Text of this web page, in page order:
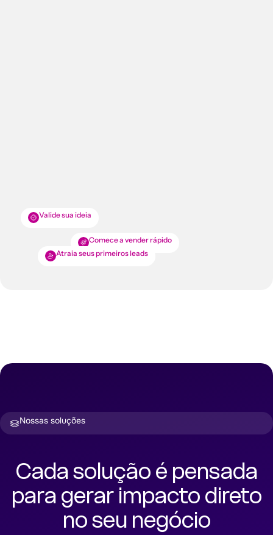
Valide sua ideia
Comece a vender rápido
Atraia seus primeiros leads
Nossas soluções
Cada solução é pensada
para gerar impacto direto
no seu negócio